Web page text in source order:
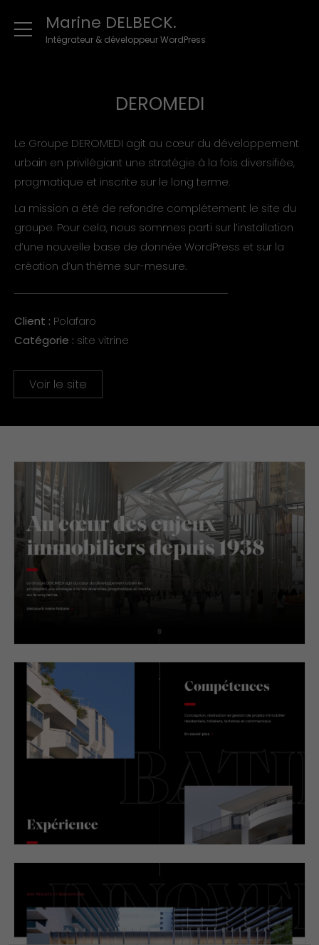
Marine DELBECK.
Intégrateur & développeur WordPress
DEROMEDI
Le Groupe DEROMEDI agit au cœur du développement
urbain en privilégiant une stratégie à la fois diversifiée,
pragmatique et inscrite sur le long terme.
La mission a été de refondre complétement le site du
groupe. Pour cela, nous sommes parti sur l’installation
d’une nouvelle base de donnée WordPress et sur la
création d’un thème sur-mesure.
Client : Polafaro
Catégorie : site vitrine
Voir le site